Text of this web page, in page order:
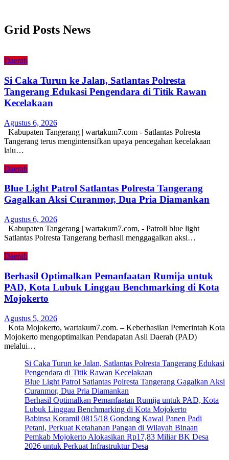
Grid Posts News
Daerah
Si Caka Turun ke Jalan, Satlantas Polresta
Tangerang Edukasi Pengendara di Titik Rawan
Kecelakaan
Agustus 6, 2026
Kabupaten Tangerang | wartakum7.com - Satlantas Polresta
Tangerang terus mengintensifkan upaya pencegahan kecelakaan
lalu…
Daerah
Blue Light Patrol Satlantas Polresta Tangerang
Gagalkan Aksi Curanmor, Dua Pria Diamankan
Agustus 6, 2026
Kabupaten Tangerang | wartakum7.com, - Patroli blue light
Satlantas Polresta Tangerang berhasil menggagalkan aksi…
Daerah
Berhasil Optimalkan Pemanfaatan Rumija untuk
PAD, Kota Lubuk Linggau Benchmarking di Kota
Mojokerto
Agustus 5, 2026
Kota Mojokerto, wartakum7.com. – Keberhasilan Pemerintah Kota
Mojokerto mengoptimalkan Pendapatan Asli Daerah (PAD)
melalui…
Si Caka Turun ke Jalan, Satlantas Polresta Tangerang Edukasi
Pengendara di Titik Rawan Kecelakaan
Blue Light Patrol Satlantas Polresta Tangerang Gagalkan Aksi
Curanmor, Dua Pria Diamankan
Berhasil Optimalkan Pemanfaatan Rumija untuk PAD, Kota
Lubuk Linggau Benchmarking di Kota Mojokerto
Babinsa Koramil 0815/18 Gondang Kawal Panen Padi
Petani, Perkuat Ketahanan Pangan di Wilayah Binaan
Pemkab Mojokerto Alokasikan Rp17,83 Miliar BK Desa
2026 untuk Perkuat Infrastruktur Desa